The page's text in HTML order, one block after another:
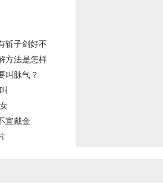
斩子剑好不
方法是怎样
叫脉气？
宜戴金